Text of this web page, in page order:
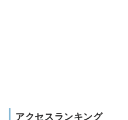
アクセスランキング